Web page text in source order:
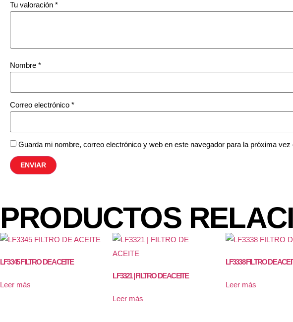
Tu valoración *
Nombre *
Correo electrónico *
Guarda mi nombre, correo electrónico y web en este navegador para la próxima vez
PRODUCTOS
LF3345 FILTRO DE ACEITE
Leer más
LF3321 | FILTRO DE ACEITE
Leer más
LF3338 FILTRO DE
Leer más